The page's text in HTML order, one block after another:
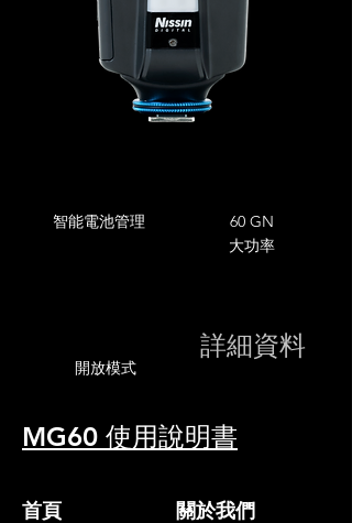
智能電池管理
開放模式
60 GN
大功率
詳細資料
MG60 使用說明書
首頁 關於我們